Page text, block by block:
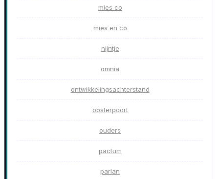
mies co
mies en co
nijntje
omnia
ontwikkelingsachterstand
oosterpoort
ouders
pactum
parlan